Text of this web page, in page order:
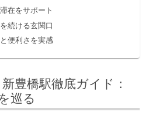
在をサポート
続ける玄関口
便利さを実感
豊橋駅徹底ガイド：
巡る